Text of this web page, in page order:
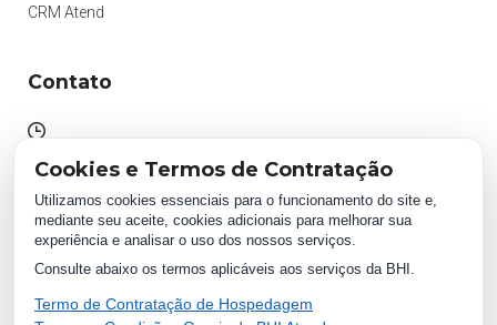
CRM Atend
Contato
Segunda à Sexta.
WhatsApp:
(87) 2018 1234
0800 511 1234
Cookies e Termos de Contratação
Utilizamos cookies essenciais para o funcionamento do site e,
mediante seu aceite, cookies adicionais para melhorar sua
experiência e analisar o uso dos nossos serviços.
Consulte abaixo os termos aplicáveis aos serviços da BHI.
Termo de Contratação de Hospedagem